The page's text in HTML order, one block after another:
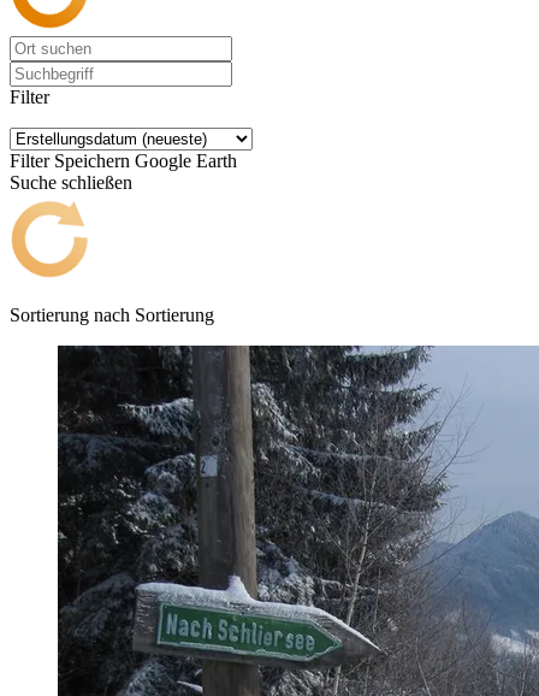
Filter
Filter Speichern Google Earth
Suche schließen
Sortierung nach Sortierung